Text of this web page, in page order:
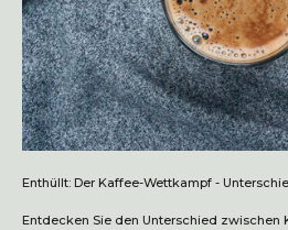
Enthüllt: Der Kaffee-Wettkampf -
Entdecken Sie den Unterschied zwischen